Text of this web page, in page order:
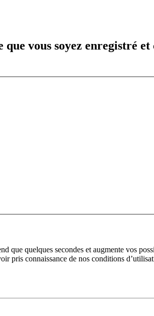
que vous soyez enregistré
que quelques secondes et augmente vos
pris connaissance de nos conditions